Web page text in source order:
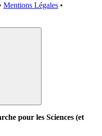
Mentions Légales •
pour les Sciences (et